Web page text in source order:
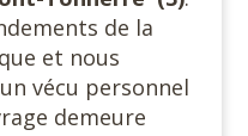
de la
et nous
vécu personnel
demeure